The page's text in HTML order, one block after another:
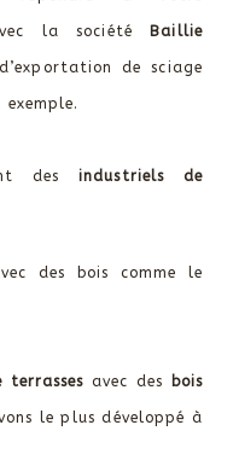
la société Baillie
de sciage
des industriels de
des bois comme le
terrasses avec des bois
le plus développé à